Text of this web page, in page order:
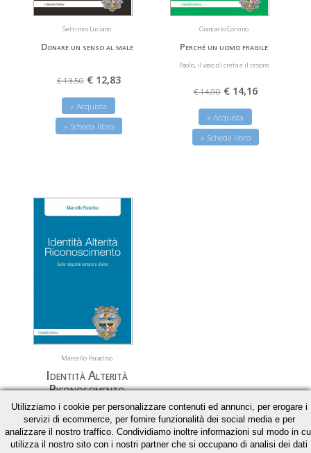
Settimio Luciano
Donare un senso al male
€ 13,50 € 12,83
» Acquista
» Scheda libro
Giancarlo Corvino
Perché un uomo fragile
Paolo, il vaso di creta e il tesoro
€ 14,90 € 14,16
» Acquista
» Scheda libro
Marcello Paradiso
Identità Alterità
Riconoscimento
Sulle relazioni umane e divine
€ 17,90 € 17,01
Utilizziamo i cookie per personalizzare contenuti ed annunci, per erogare i
servizi di ecommerce, per fornire funzionalità dei social media e per
analizzare il nostro traffico. Condividiamo inoltre informazioni sul modo in
utilizza il nostro sito con i nostri partner che si occupano di analisi dei dati